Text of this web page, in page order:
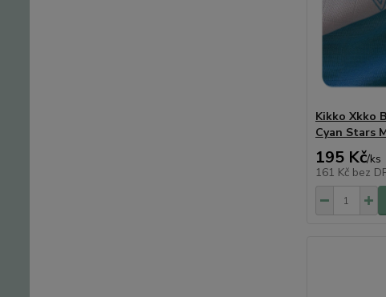
Kikko Xkko
Cyan Stars
195 Kč/ks
161 Kč bez